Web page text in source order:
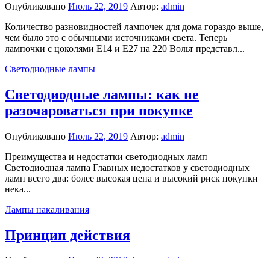
Опубликовано Июль 22, 2019 Автор: admin
Количество разновидностей лампочек для дома гораздо выше,
чем было это с обычными источниками света. Теперь
лампочки с цоколями Е14 и Е27 на 220 Вольт представл...
Светодиодные лампы
Светодиодные лампы: как не
разочароваться при покупке
Опубликовано Июль 22, 2019 Автор: admin
Преимущества и недостатки светодиодных ламп
Светодиодная лампа Главных недостатков у светодиодных
ламп всего два: более высокая цена и высокий риск покупки
нека...
Лампы накаливания
Принцип действия